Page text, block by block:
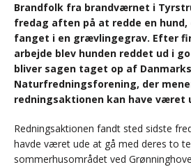
Brandfolk fra brandværnet i
fredag aften på at redde en hund,
fanget i en grævlingegrav. Efter
arbejde blev hunden reddet ud i
bliver sagen taget op af Danmarks
Naturfredningsforening, der
redningsaktionen kan have været
Redningsaktionen fandt sted sidste
havde været ude at gå med deres to
sommerhusområdet ved